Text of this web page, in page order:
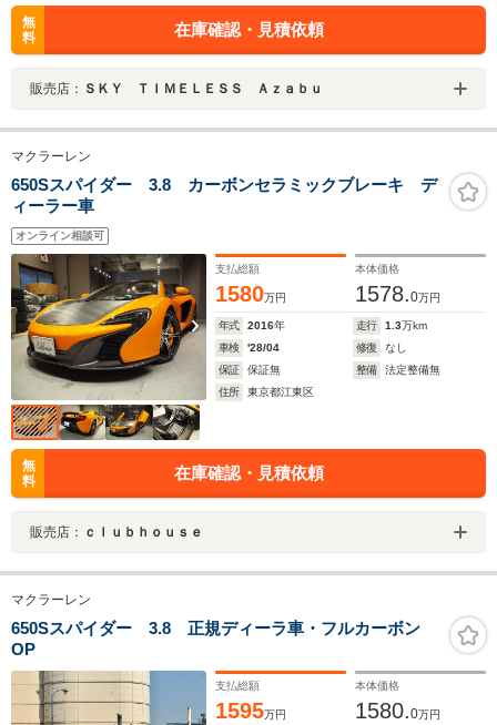
無
料
在庫確認・見積依頼
販売店： ＳＫＹ ＴＩＭＥＬＥＳＳ Ａｚａｂｕ
マクラーレン
650Sスパイダー 3.8 カーボンセラミックブレーキ デ
ィーラー車
オンライン相談可
支払総額
1580万円
本体価格
1578.0万円
年式 2016年 走行 1.3万km
車検
'28/04 修復
なし
保証
保証無 整備
法定整備無
住所
東京都江東区
無
料
在庫確認・見積依頼
販売店： ｃｌｕｂｈｏｕｓｅ
マクラーレン
650Sスパイダー 3.8 正規ディーラ車・フルカーボン
OP
支払総額
1595万円
本体価格
1580.0万円